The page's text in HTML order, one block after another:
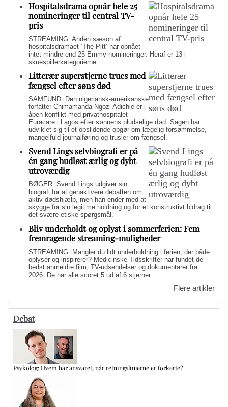
Hospitalsdrama opnår hele 25
nomineringer til central TV-
pris
STREAMING: Anden sæson af
hospitalsdramaet ‘The Pitt’ har opnået
intet mindre end 25 Emmy-nomineringer. Heraf er 13 i
skuespillerkategorierne.
Litterær superstjerne trues med
fængsel efter søns død
SAMFUND: Den nigeriansk-amerikanske
forfatter Chimamanda Ngozi Adichie er i
åben konflikt med privathospitalet
Euracare i Lagos efter sønnens pludselige død. Sagen har
udviklet sig til et opslidende opgør om lægelig forsømmelse,
mangelfuld journalføring og trusler om fængsel.
Svend Lings selvbiografi er på
én gang hudløst ærlig og dybt
utroværdig
BØGER: Svend Lings udgiver sin
biografi for at genaktivere debatten om
aktiv dødshjælp, men han ender med at
skygge for sin legitime holdning og for et konstruktivt bidrag til
det svære etiske spørgsmål.
Bliv underholdt og oplyst i sommerferien: Fem
fremragende streaming-muligheder
STREAMING: Mangler du lidt underholdning i ferien, der både
oplyser og inspirerer? Medicinske Tidsskrifter har fundet de
bedst anmeldte film, TV-udsendelser og dokumentarer fra
2026. De har alle scoret 5 ud af 6 stjerner.
Flere artikler
Debat
Psykolog: Hvem har ansvaret, når retningslinjerne er forkerte?